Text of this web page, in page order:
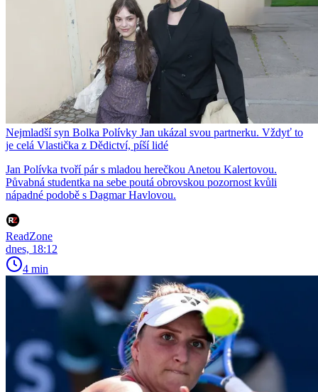
Nejmladší syn Bolka Polívky Jan ukázal svou partnerku. Vždyť to
je celá Vlastička z Dědictví, píší lidé
Jan Polívka tvoří pár s mladou herečkou Anetou Kalertovou.
Půvabná studentka na sebe poutá obrovskou pozornost kvůli
nápadné podobě s Dagmar Havlovou.
ReadZone
dnes, 18:12
4 min